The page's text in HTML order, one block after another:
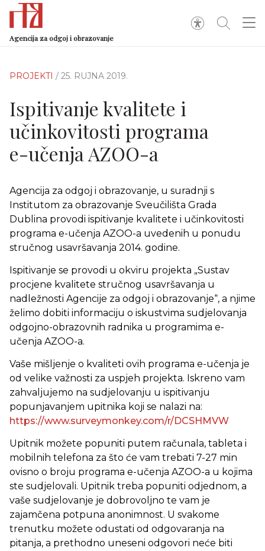
Agencija za odgoj i obrazovanje
PROJEKTI / 25. RUJNA 2019.
Ispitivanje kvalitete i
učinkovitosti programa
e-učenja AZOO-a
Agencija za odgoj i obrazovanje, u suradnji s
Institutom za obrazovanje Sveučilišta Grada
Dublina provodi ispitivanje kvalitete i učinkovitosti
programa e-učenja AZOO-a uvedenih u ponudu
stručnog usavršavanja 2014. godine.
Ispitivanje se provodi u okviru projekta „Sustav
procjene kvalitete stručnog usavršavanja u
nadležnosti Agencije za odgoj i obrazovanje“, a njime
želimo dobiti informaciju o iskustvima sudjelovanja
odgojno-obrazovnih radnika u programima e-
učenja AZOO-a.
Vaše mišljenje o kvaliteti ovih programa e-učenja je
od velike važnosti za uspjeh projekta. Iskreno vam
zahvaljujemo na sudjelovanju u ispitivanju
popunjavanjem upitnika koji se nalazi na:
https://www.surveymonkey.com/r/DCSHMVW
Upitnik možete popuniti putem računala, tableta i
mobilnih telefona za što će vam trebati 7-27 min
ovisno o broju programa e-učenja AZOO-a u kojima
ste sudjelovali. Upitnik treba popuniti odjednom, a
vaše sudjelovanje je dobrovoljno te vam je
zajamčena potpuna anonimnost. U svakome
trenutku možete odustati od odgovaranja na
pitanja, a prethodno uneseni odgovori neće biti